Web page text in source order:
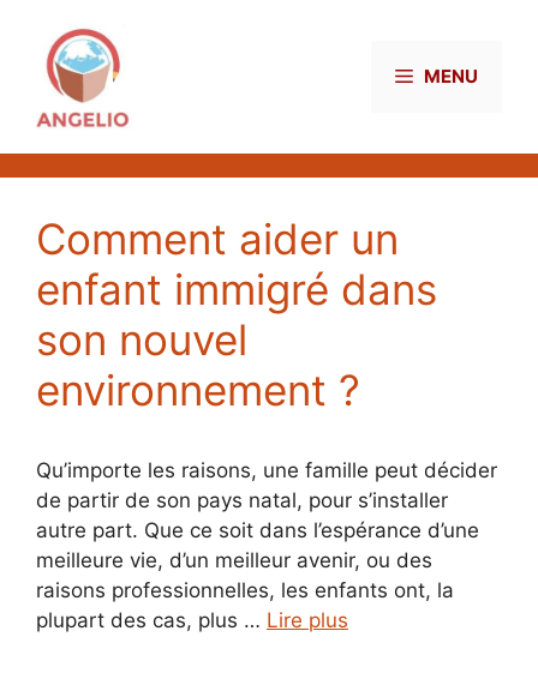
contenu
MENU
Comment aider un
enfant immigré dans
son nouvel
environnement ?
Qu’importe les raisons, une famille peut décider
de partir de son pays natal, pour s’installer
autre part. Que ce soit dans l’espérance d’une
meilleure vie, d’un meilleur avenir, ou des
raisons professionnelles, les enfants ont, la
plupart des cas, plus … Lire plus